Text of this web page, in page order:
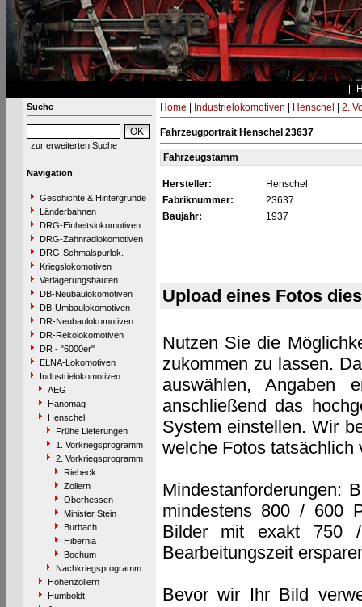
Suche
zur erweiterten Suche
Navigation
Geschichte & Hintergründe
Länderbahnen
DRG-Einheitslokomotiven
DRG-Zahnradlokomotiven
DRG-Schmalspurlok.
Kriegslokomotiven
Verlagerungsbauten
DB-Neubaulokomotiven
DB-Umbaulokomotiven
DR-Neubaulokomotiven
DR-Rekolokomotiven
DR - "6000er"
ELNA-Lokomotiven
Industrielokomotiven
AEG
Hanomag
Henschel
Frühe Lieferungen
1. Vorkriegsprogramm
2. Vorkriegsprogramm
Riebeck
Zollern
Oberhessen
Minister Stein
Burbach
Hibernia
Bochum
Nachkriegsprogramm
Hohenzollern
Humboldt
Home Industrielokomotiven Henschel 2.
Fahrzeugportrait Henschel 23637
Fahrzeugstamm
Hersteller:
Henschel
Fabriknummer:
23637
Baujahr:
1937
Upload eines Fotos
Nutzen Sie die
zukommen zu lassen.
auswählen, Angaben
anschließend das
System einstellen. Wir
welche Fotos tatsächlich
Mindestanforderungen:
mindestens 800 / 600
Bilder mit exakt 750
Bearbeitungszeit
Bevor wir Ihr Bild